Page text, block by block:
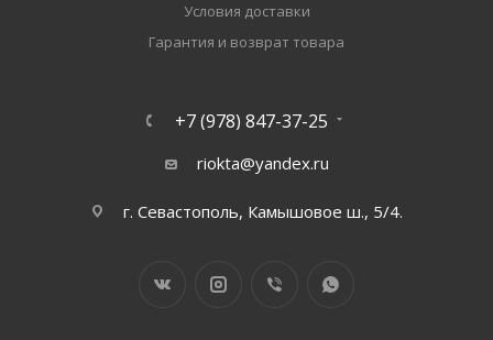
Условия доставки
Гарантия и возврат товара
+7 (978) 847-37-25
riokta@yandex.ru
г. Севастополь, Камышовое ш., 5/4.